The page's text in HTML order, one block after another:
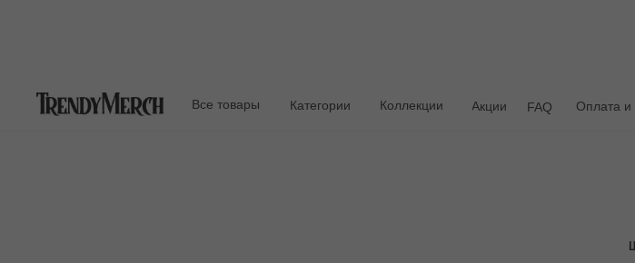
Категории Коллекции
Все товары Акции FAQ Оплата и